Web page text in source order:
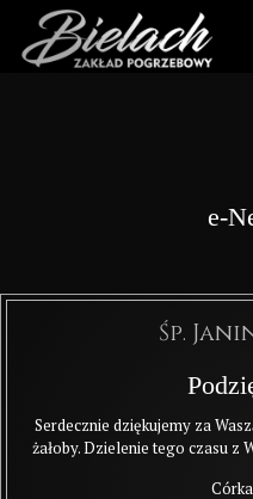
e-
Śp.
Serdecznie dziękujemy za
żałoby. Dzielenie tego czasu z